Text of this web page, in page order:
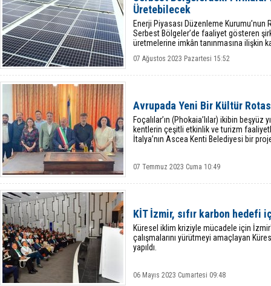
Üretebilecek
Enerji Piyasası Düzenleme Kurumu’nun
Serbest Bölgeler’de faaliyet gösteren
üretmelerine imkân tanınmasına ilişkin
07 Ağustos 2023 Pazartesi 15:52
Avrupada Yeni Bir Kültür
Foçalılar’ın (Phokaia’lılar) ikibin beşyüz
kentlerin çeşitli etkinlik ve turizm
İtalya’nın Ascea Kenti Belediyesi bir
07 Temmuz 2023 Cuma 10:49
KİT İzmir, sıfır karbon hedefi
Küresel iklim kriziyle mücadele için
çalışmalarını yürütmeyi amaçlayan
yapıldı.
06 Mayıs 2023 Cumartesi 09:48